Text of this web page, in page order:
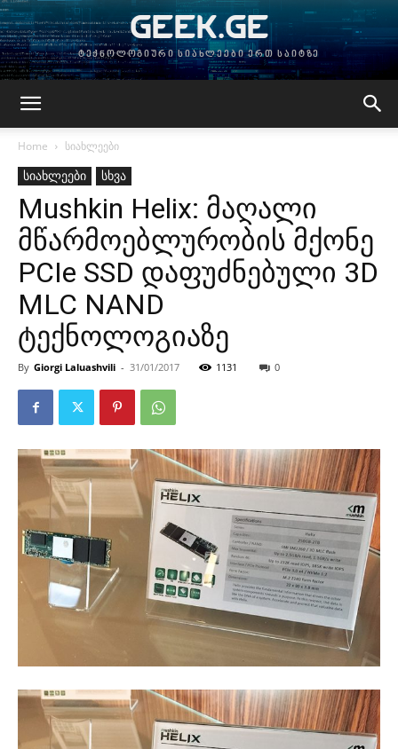
GEEK.GE
ტექნოლოგიური სიახლეები ერთ საიტზე
Home სიახლეები
სიახლეები სხვა
Mushkin Helix: მაღალი
მწარმოებლურობის მქონე
PCIe SSD დაფუძნებული 3D
MLC NAND
ტექნოლოგიაზე
By Giorgi Laluashvili - 31/01/2017 1131 0